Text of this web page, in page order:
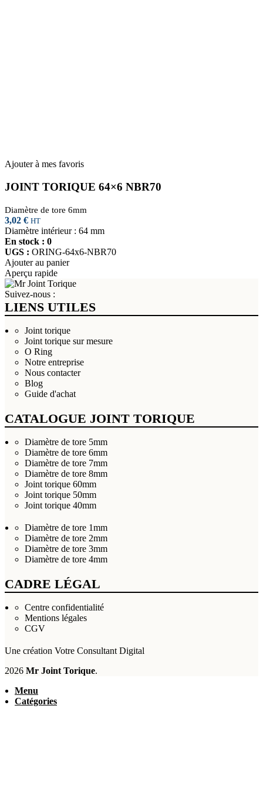
Ajouter à mes favoris
JOINT TORIQUE 64×6 NBR70
Diamètre de tore 6mm
3,02 € HT
Diamètre intérieur : 64 mm
En stock : 0
UGS : ORING-64x6-NBR70
Ajouter au panier
Aperçu rapide
Suivez-nous :
LIENS UTILES
Joint torique
Joint torique sur mesure
O Ring
Notre entreprise
Nous contacter
Blog
Guide d'achat
CATALOGUE JOINT TORIQUE
Diamètre de tore 5mm
Diamètre de tore 6mm
Diamètre de tore 7mm
Diamètre de tore 8mm
Joint torique 60mm
Joint torique 50mm
Joint torique 40mm
Diamètre de tore 1mm
Diamètre de tore 2mm
Diamètre de tore 3mm
Diamètre de tore 4mm
CADRE LÉGAL
Centre confidentialité
Mentions légales
CGV
Une création Votre Consultant Digital
2026 Mr Joint Torique.
Menu
Catégories